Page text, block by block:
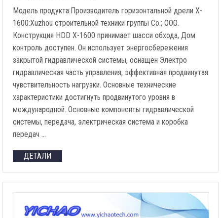
Модель продукта:Производитель горизонтальной дрели X-
1600:Xuzhou строительной техники группы Co.; ООО.
Конструкция HDD X-1600 принимает шасси обхода, Дом
контроль доступен. Он использует энергосбережения
закрытой гидравлической системы, оснащен Электро
гидравлическая часть управления, эффективная продвинутая
чувствительность нагрузки. Основные технические
характеристики достигнуть продвинутого уровня в
международной. Основные компоненты гидравлической
системы, передача, электрическая система и коробка
передач …
ДЕТАЛИ